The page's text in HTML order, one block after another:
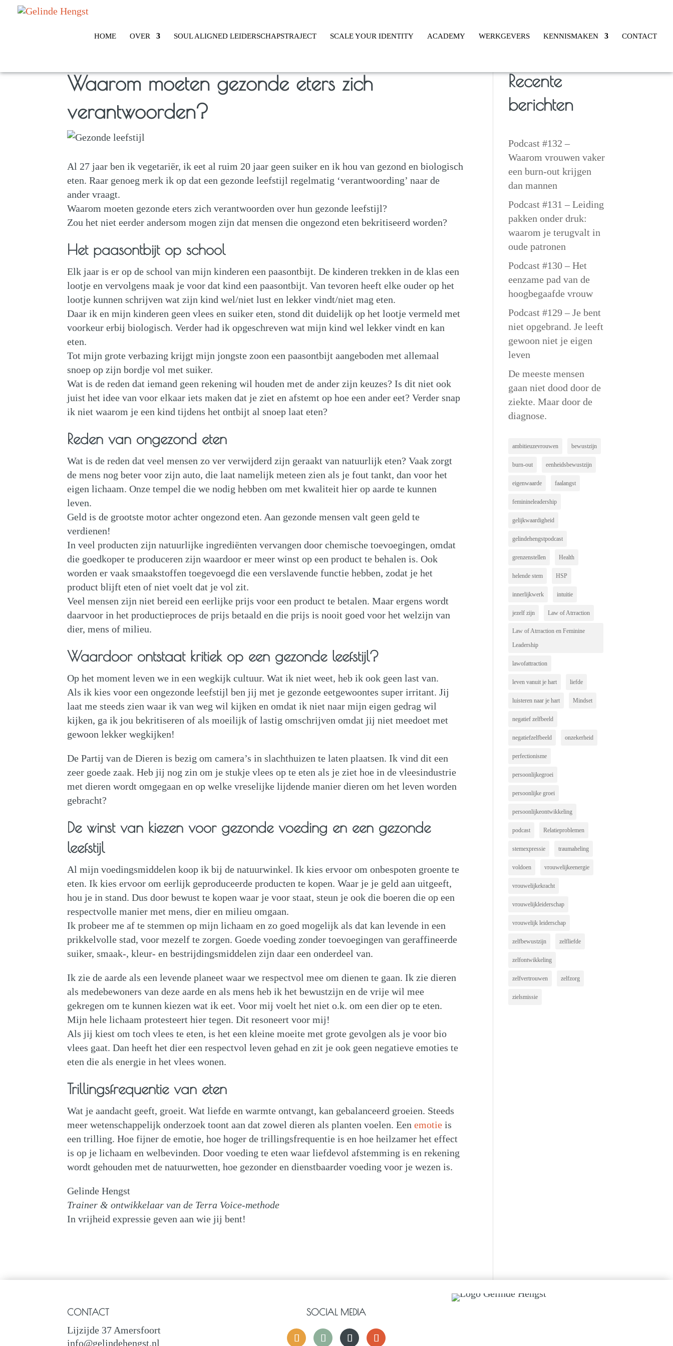
HOME OVER SOUL ALIGNED LEIDERSCHAPSTRAJECT SCALE YOUR IDENTITY ACADEMY WERKGEVERS KENNISMAKEN CONTACT
Waarom moeten gezonde eters zich
verantwoorden?
Al 27 jaar ben ik vegetariër, ik eet al ruim 20 jaar geen suiker en ik hou van gezond en biologisch
eten. Raar genoeg merk ik op dat een gezonde leefstijl regelmatig ‘verantwoording’ naar de
ander vraagt.
Waarom moeten gezonde eters zich verantwoorden over hun gezonde leefstijl?
Zou het niet eerder andersom mogen zijn dat mensen die ongezond eten bekritiseerd worden?
Het paasontbijt op school
Elk jaar is er op de school van mijn kinderen een paasontbijt. De kinderen trekken in de klas een
lootje en vervolgens maak je voor dat kind een paasontbijt. Van tevoren heeft elke ouder op het
lootje kunnen schrijven wat zijn kind wel/niet lust en lekker vindt/niet mag eten.
Daar ik en mijn kinderen geen vlees en suiker eten, stond dit duidelijk op het lootje vermeld met
voorkeur erbij biologisch. Verder had ik opgeschreven wat mijn kind wel lekker vindt en kan
eten.
Tot mijn grote verbazing krijgt mijn jongste zoon een paasontbijt aangeboden met allemaal
snoep op zijn bordje vol met suiker.
Wat is de reden dat iemand geen rekening wil houden met de ander zijn keuzes? Is dit niet ook
juist het idee van voor elkaar iets maken dat je ziet en afstemt op hoe een ander eet? Verder snap
ik niet waarom je een kind tijdens het ontbijt al snoep laat eten?
Reden van ongezond eten
Wat is de reden dat veel mensen zo ver verwijderd zijn geraakt van natuurlijk eten? Vaak zorgt
de mens nog beter voor zijn auto, die laat namelijk meteen zien als je fout tankt, dan voor het
eigen lichaam. Onze tempel die we nodig hebben om met kwaliteit hier op aarde te kunnen
leven.
Geld is de grootste motor achter ongezond eten. Aan gezonde mensen valt geen geld te
verdienen!
In veel producten zijn natuurlijke ingrediënten vervangen door chemische toevoegingen, omdat
die goedkoper te produceren zijn waardoor er meer winst op een product te behalen is. Ook
worden er vaak smaakstoffen toegevoegd die een verslavende functie hebben, zodat je het
product blijft eten of niet voelt dat je vol zit.
Veel mensen zijn niet bereid een eerlijke prijs voor een product te betalen. Maar ergens wordt
daarvoor in het productieproces de prijs betaald en die prijs is nooit goed voor het welzijn van
dier, mens of milieu.
Waardoor ontstaat kritiek op een gezonde leefstijl?
Op het moment leven we in een wegkijk cultuur. Wat ik niet weet, heb ik ook geen last van.
Als ik kies voor een ongezonde leefstijl ben jij met je gezonde eetgewoontes super irritant. Jij
laat me steeds zien waar ik van weg wil kijken en omdat ik niet naar mijn eigen gedrag wil
kijken, ga ik jou bekritiseren of als moeilijk of lastig omschrijven omdat jij niet meedoet met
gewoon lekker wegkijken!
De Partij van de Dieren is bezig om camera’s in slachthuizen te laten plaatsen. Ik vind dit een
zeer goede zaak. Heb jij nog zin om je stukje vlees op te eten als je ziet hoe in de vleesindustrie
met dieren wordt omgegaan en op welke vreselijke lijdende manier dieren om het leven worden
gebracht?
De winst van kiezen voor gezonde voeding en een gezonde
leefstijl
Al mijn voedingsmiddelen koop ik bij de natuurwinkel. Ik kies ervoor om onbespoten groente te
eten. Ik kies ervoor om eerlijk geproduceerde producten te kopen. Waar je je geld aan uitgeeft,
hou je in stand. Dus door bewust te kopen waar je voor staat, steun je ook die boeren die op een
respectvolle manier met mens, dier en milieu omgaan.
Ik probeer me af te stemmen op mijn lichaam en zo goed mogelijk als dat kan levende in een
prikkelvolle stad, voor mezelf te zorgen. Goede voeding zonder toevoegingen van geraffineerde
suiker, smaak-, kleur- en bestrijdingsmiddelen zijn daar een onderdeel van.
Ik zie de aarde als een levende planeet waar we respectvol mee om dienen te gaan. Ik zie dieren
als medebewoners van deze aarde en als mens heb ik het bewustzijn en de vrije wil mee
gekregen om te kunnen kiezen wat ik eet. Voor mij voelt het niet o.k. om een dier op te eten.
Mijn hele lichaam protesteert hier tegen. Dit resoneert voor mij!
Als jij kiest om toch vlees te eten, is het een kleine moeite met grote gevolgen als je voor bio
vlees gaat. Dan heeft het dier een respectvol leven gehad en zit je ook geen negatieve emoties te
eten die als energie in het vlees wonen.
Trillingsfrequentie van eten
Wat je aandacht geeft, groeit. Wat liefde en warmte ontvangt, kan gebalanceerd groeien. Steeds
meer wetenschappelijk onderzoek toont aan dat zowel dieren als planten voelen. Eenemotie is
een trilling. Hoe fijner de emotie, hoe hoger de trillingsfrequentie is en hoe heilzamer het effect
is op je lichaam en welbevinden. Door voeding te eten waar liefdevol afstemming is en rekening
wordt gehouden met de natuurwetten, hoe gezonder en dienstbaarder voeding voor je wezen is.
Gelinde Hengst
Trainer & ontwikkelaar van de Terra Voice-methode
In vrijheid expressie geven aan wie jij bent!
Recente
berichten
Podcast #132 –
Waarom vrouwen vaker
een burn-out krijgen
dan mannen
Podcast #131 – Leiding
pakken onder druk:
waarom je terugvalt in
oude patronen
Podcast #130 – Het
eenzame pad van de
hoogbegaafde vrouw
Podcast #129 – Je bent
niet opgebrand. Je leeft
gewoon niet je eigen
leven
De meeste mensen
gaan niet dood door de
ziekte. Maar door de
diagnose.
ambitieuzevrouwen bewustzijn
burn-out eenheidsbewustzijn
eigenwaarde faalangst
feminineleadership
gelijkwaardigheid
gelindehengstpodcast
grenzenstellen Health
helende stem HSP
innerlijkwerk intuitie
jezelf zijn Law of Atrraction
Law of Atrraction en Feminine
Leadership
lawofattraction
leven vanuit je hart liefde
luisteren naar je hart Mindset
negatief zelfbeeld
negatiefzelfbeeld onzekerheid
perfectionisme
persoonlijkegroei
persoonlijke groei
persoonlijkeontwikkeling
podcast Relatieproblemen
stemexpressie traumaheling
voldoen vrouwelijkeenergie
vrouwelijkekracht
vrouwelijkleiderschap
vrouwelijk leiderschap
zelfbewustzijn zelfliefde
zelfontwikkeling
zelfvertrouwen zelfzorg
zielsmissie
CONTACT
Lijzijde 37 Amersfoort
info@gelindehengst.nl
SOCIAL MEDIA